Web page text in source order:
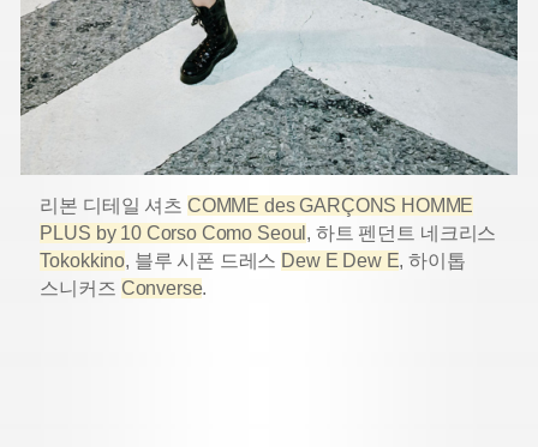
리본 디테일 셔츠 COMME des GARÇONS HOMME
PLUS by 10 Corso Como Seoul , 하트 펜던트 네크리스
Tokokkino, 블루 시폰 드레스 Dew E Dew E, 하이톱
스니커즈 Converse.